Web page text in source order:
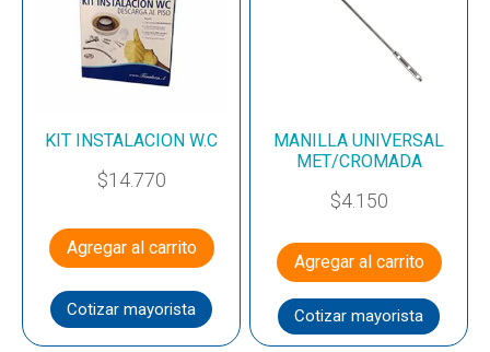
KIT INSTALACION W.C
$14.770
Agregar al carrito
Cotizar mayorista
MANILLA UNIVERSAL
MET/CROMADA
$4.150
Agregar al carrito
Cotizar mayorista